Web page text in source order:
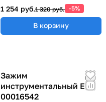
1 254 руб.1 320 руб. -5%
В корзину
Зажим
инструментальный ER-
00016542